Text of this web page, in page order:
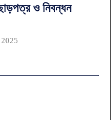
ও নিবন্ধন